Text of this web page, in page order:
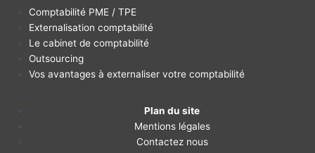
Comptabilité PME / TPE
Externalisation comptabilité
Le cabinet de comptabilité
Outsourcing
Vos avantages à externaliser votre comptabilité
Plan du site
Mentions légales
Contactez nous